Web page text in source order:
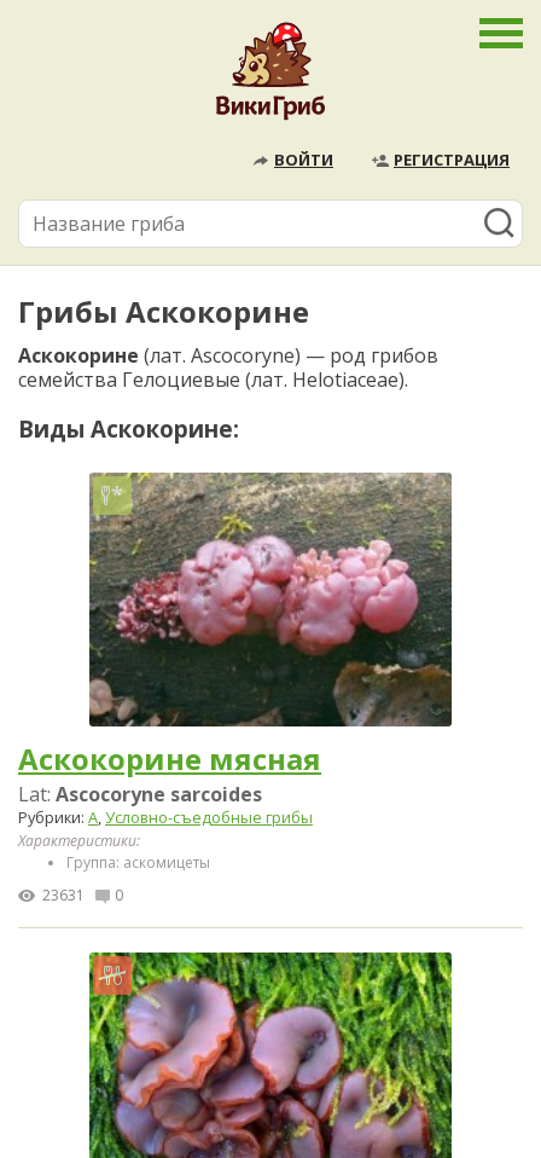
ВОЙТИ РЕГИСТРАЦИЯ
Грибы Аскокорине
Аскокорине (лат. Ascocoryne) — род грибов
семейства Гелоциевые (лат. Helotiaceae).
Виды Аскокорине:
Аскокорине мясная
Lat: Ascocoryne sarcoides
Рубрики: А,Условно-съедобные грибы
Характеристики:
Группа: аскомицеты
23631
0